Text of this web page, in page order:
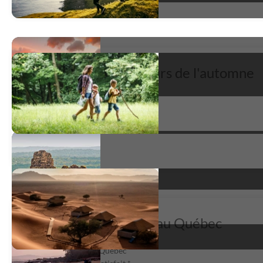
Dépaysant aux couleurs de l'automne
Escapade nature au Québec
satisfait*
Magnifique automne au Québec
Escapade nature au Québec